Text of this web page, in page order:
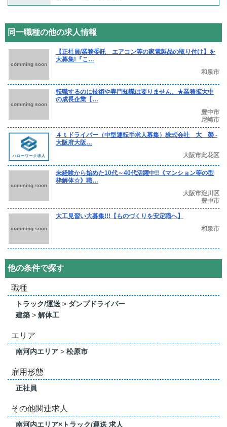
同一職種の他の求人情報
comming soon
【正社員/業務委託 エアコン等の家電製品の取り付け】を
大募集!『こ…
和泉市
comming soon
転職するのに技術や専門知識は要りません。★業務拡大中
の成長企業【…
豊中市
尼崎市
４ｔドライバー（中型運転手求人募集）株式会社 大 榮 -
大阪府大阪…
大阪市此花区
comming soon
未経験から始めた10代～40代活躍中!!《マンション等の型
枠解体☆》職…
大阪市淀川区
豊中市
comming soon
大工見習い大募集!!!【ものづくりを安定職へ】
和泉市
他の条件で探す
職種
トラック/運送 > ダンプドライバー
建築 > 解体工
エリア
南河内エリア > 松原市
雇用形態
正社員
その他関連求人
南河内エリア×トラック/運送 求人